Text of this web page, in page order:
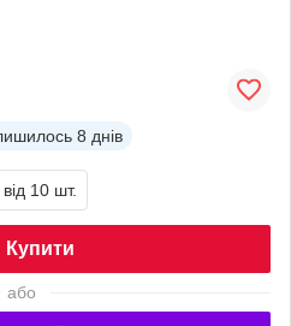
8 днів
від 10 шт.
Купити
або